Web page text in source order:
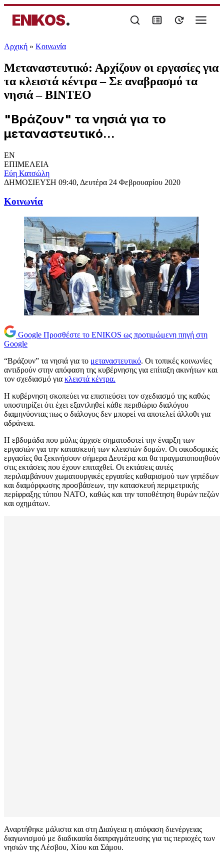
ENIKOS.
Αρχική » Κοινωνία
Μεταναστευτικό: Αρχίζουν οι εργασίες για
τα κλειστά κέντρα – Σε αναβρασμό τα
νησιά – ΒΙΝΤΕΟ
"Βράζουν" τα νησιά για το
μεταναστευτικό...
EN
ΕΠΙΜΕΛΕΙΑ
Εύη Κατσώλη
ΔΗΜΟΣΙΕΥΣΗ 09:40, Δευτέρα 24 Φεβρουαρίου 2020
Κοινωνία
Google Προσθέστε το ENIKOS ως προτιμώμενη πηγή στη
Google
“Βράζουν” τα νησιά για το μεταναστευτικό. Οι τοπικές κοινωνίες
αντιδρούν στην απόφαση της κυβέρνησης για επίταξη ακινήτων και
τον σχεδιασμό για κλειστά κέντρα.
Η κυβέρνηση σκοπεύει να επισπεύσει τον σχεδιασμό της καθώς
υποστηρίζει ότι έχει εξαντληθεί κάθε περιθώριο διαλόγου
διαμηνύοντας πως ο διάλογος δεν μπορεί να αποτελεί άλλοθι για
αδράνεια.
Η εβδομάδα που μόλις άρχισε σηματοδοτεί την έναρξη των
εργασιών για την κατασκευή των κλειστών δομών. Οι οικοδομικές
εργασίες θα ξεκινήσουν σήμερα Δευτέρα και θα πραγματοποιηθούν
στις εκτάσεις που έχουν επιταχθεί. Οι εκτάσεις αυτές
περιλαμβάνουν χωματουργικές εργασίες καθαρισμού των γηπέδων
και διαμόρφωσης προσβάσεων, την κατασκευή περιμετρικής
περίφραξης τύπου ΝΑΤΟ, καθώς και την τοποθέτηση θυρών πεζών
και οχημάτων.
Αναρτήθηκε μάλιστα και στη Διαύγεια η απόφαση διενέργειας
διαγωνισμού με διαδικασία διαπραγμάτευσης για τις περιοχές των
νησιών της Λέσβου, Χίου και Σάμου.